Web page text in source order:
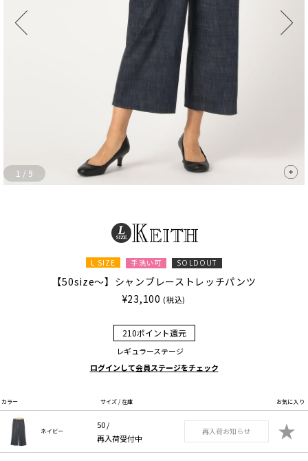
1 / 9
L SIZE 手洗い可 SOLDOUT
【50size～】シャンブレーストレッチパンツ
¥23,100 (税込)
210ポイント還元
レギュラーステージ
ログインして会員ステージをチェック
カラー サイズ / 在庫 お気に入り
ネイビー
50 /
再入荷受付中
再入荷お知らせ ★